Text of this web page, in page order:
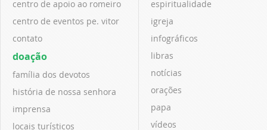
centro de apoio ao romeiro
centro de eventos pe. vitor
contato
doação
família dos devotos
história de nossa senhora
imprensa
locais turísticos
espiritualidade
igreja
infográficos
libras
notícias
orações
papa
vídeos